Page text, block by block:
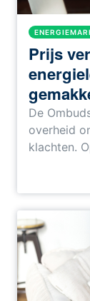
Prijs
De
overheid
klachten.